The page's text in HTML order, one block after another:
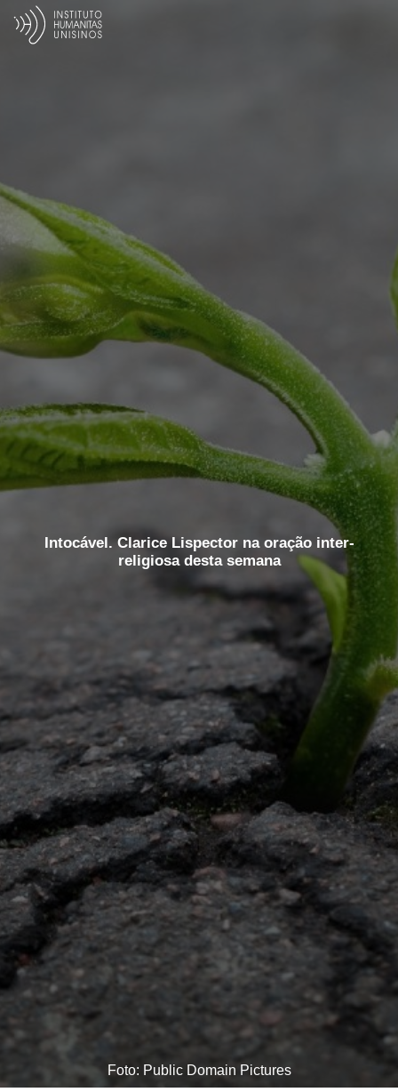
Intocável. Clarice Lispector na oração inter-
religiosa desta semana
Foto: Public Domain Pictures